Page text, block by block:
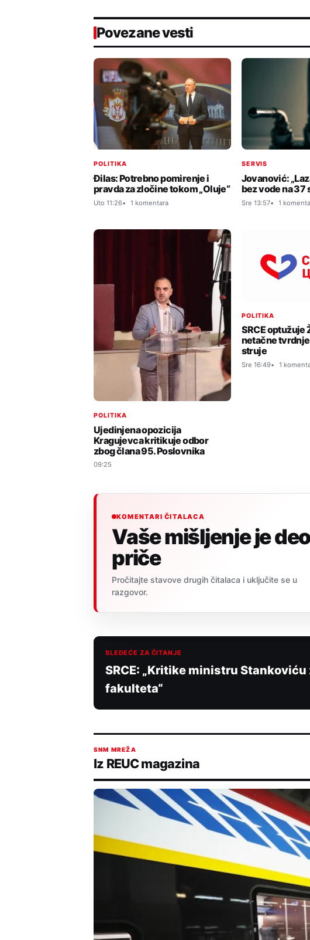
Povezane vesti
POLITIKA
Đilas: Potrebno pomirenje i
pravda za zločine tokom „Oluje“
Uto 11:26 1 komentara
SERVIS
Jovanović:
bez vode na 37
Sre 13:57 1
POLITIKA
Ujedinjena opozicija
Kragujevca kritikuje odbor
zbog člana 95. Poslovnika
09:25
POLITIKA
SRCE optužuje
netačne tvrdnje
struje
Sre 16:49 1
KOMENTARI ČITALACA
Vaše mišljenje je deo
priče
Pročitajte stavove drugih čitalaca i uključite se u
razgovor.
SLEDEĆE ZA ČITANJE
SRCE: „Kritike ministru
fakulteta“
SNM MREŽA
Iz REUC magazina